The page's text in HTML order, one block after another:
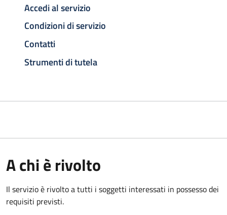
Accedi al servizio
Condizioni di servizio
Contatti
Strumenti di tutela
A chi è rivolto
Il servizio è rivolto a tutti i soggetti interessati in possesso dei
requisiti previsti.